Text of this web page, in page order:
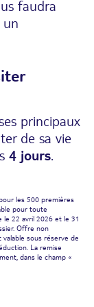
faudra
un
principaux
de sa vie
4 jours.
les 500 premières
pour toute
22 avril 2026 et le 31
Offre non
sous réserve de
La remise
dans le champ «